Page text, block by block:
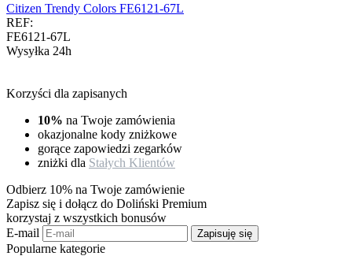
Citizen Trendy Colors FE6121-67L
REF:
FE6121-67L
Wysyłka 24h
Korzyści dla zapisanych
10% na Twoje zamówienia
okazjonalne kody zniżkowe
gorące zapowiedzi zegarków
zniżki dla Stałych Klientów
Odbierz 10% na Twoje zamówienie
Zapisz się i dołącz do Doliński Premium
korzystaj z wszystkich bonusów
E-mail
Zapisuję się
Popularne kategorie